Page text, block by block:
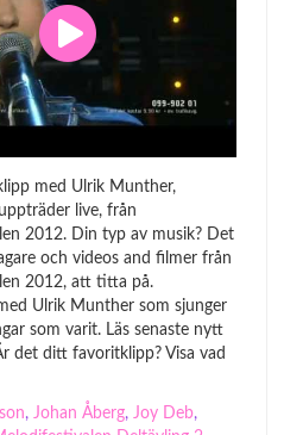
med Ulrik Munther,
live, från
2012. Din typ av musik? Det
och videos and filmer från
2012, att titta på.
Ulrik Munther som sjunger
som varit. Läs senaste nytt
det ditt favoritklipp? Visa vad
, Johan Åberg, Joy Deb,